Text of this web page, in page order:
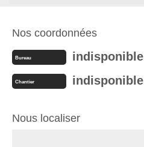
Nos coordonnées
Bureau indisponible
Chantier indisponible
Nous localiser